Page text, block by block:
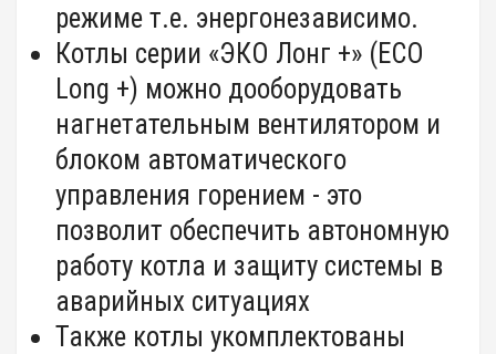
режиме т.е. энергонезависимо.
Котлы серии «ЭКО Лонг +» (ЕСО
Long +) можно дооборудовать
нагнетательным вентилятором и
блоком автоматического
управления горением - это
позволит обеспечить автономную
работу котла и защиту системы в
аварийных ситуациях
Также котлы укомплектованы